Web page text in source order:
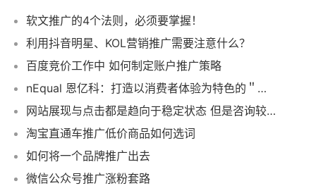
软文推广的4个法则，必须要掌握！
利用抖音明星、KOL营销推广需要注意什么？
百度竞价工作中 如何制定账户推广策略
nEqual 恩亿科：打造以消费者体验为特色的＂营销数据中台＂
网站展现与点击都是趋向于稳定状态 但是咨询较少
淘宝直通车推广低价商品如何选词
如何将一个品牌推广出去
微信公众号推广涨粉套路